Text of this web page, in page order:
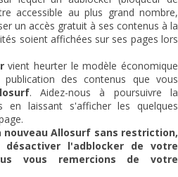
accessible au plus grand nombre,
un accès gratuit à ses contenus à la
soient affichées sur ses pages lors
vient heurter le modèle économique
des contenus que vous
. Aidez-nous à poursuivre la
en laissant s'afficher les quelques
nouveauAllosurf sans restriction,
désactiver l'adblocker de votre
vous remercions de votre